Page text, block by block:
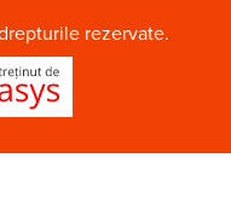
rezervate.